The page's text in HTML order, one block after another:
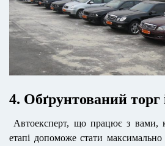
4. Обґрунтований торг
Автоексперт, що працює з вами,
етапі допоможе стати